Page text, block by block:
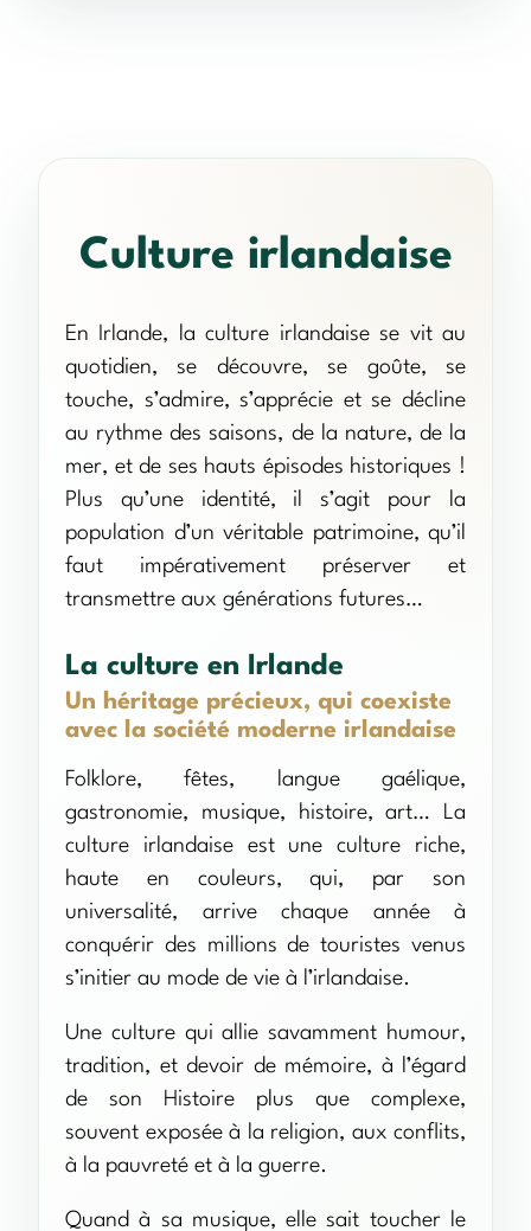
Culture irlandaise
En Irlande, la culture irlandaise se vit au
quotidien, se découvre, se goûte, se
touche, s’admire, s’apprécie et se décline
au rythme des saisons, de la nature, de la
mer, et de ses hauts épisodes historiques !
Plus qu’une identité, il s’agit pour la
population d’un véritable patrimoine, qu’il
faut impérativement préserver et
transmettre aux générations futures…
La culture en Irlande
Un héritage précieux, qui coexiste
avec la société moderne irlandaise
Folklore, fêtes, langue gaélique,
gastronomie, musique, histoire, art… La
culture irlandaise est une culture riche,
haute en couleurs, qui, par son
universalité, arrive chaque année à
conquérir des millions de touristes venus
s’initier au mode de vie à l’irlandaise.
Une culture qui allie savamment humour,
tradition, et devoir de mémoire, à l’égard
de son Histoire plus que complexe,
souvent exposée à la religion, aux conflits,
à la pauvreté et à la guerre.
Quand à sa musique, elle sait toucher le